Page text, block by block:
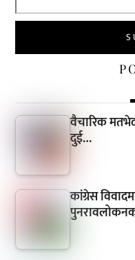
वैचारिक
दुई…
कांग्रेस